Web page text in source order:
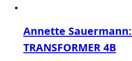
Annette Sauermann:
TRANSFORMER 4B